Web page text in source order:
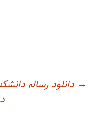
ناوبری
→ دانلود رساله